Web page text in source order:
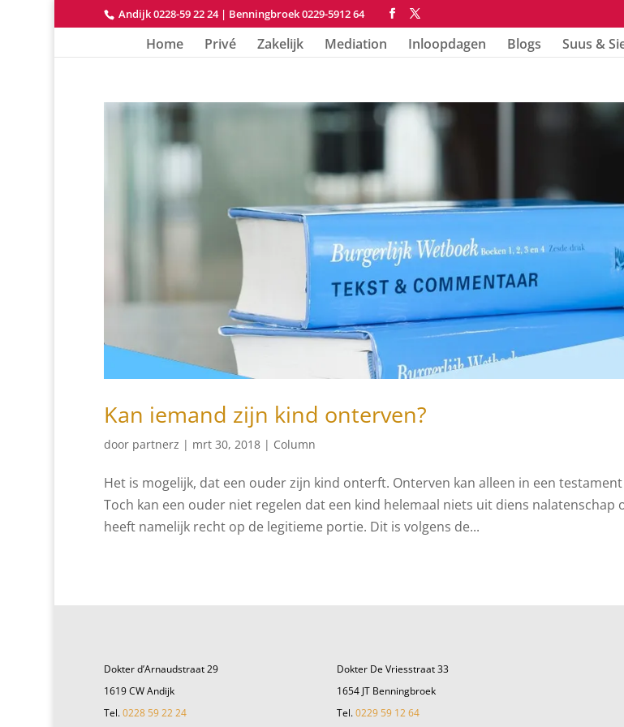
Andijk 0228-59 22 24| Benningbroek 0229-5912 64
Home Privé Zakelijk Mediation Inloopdagen Blogs Suus &
Kan iemand zijn kind onterven?
door partnerz | mrt 30, 2018| Column
Het is mogelijk, dat een ouder zijn kind onterft. Onterven kan alleen in een
Toch kan een ouder niet regelen dat een kind helemaal niets uit diens nalatenschap
heeft namelijk recht op de legitieme portie. Dit is volgens de...
Dokter d’Arnaudstraat 29
1619 CW Andijk
Tel.0228 59 22 24
Dokter De Vriesstraat 33
1654 JT Benningbroek
Tel.0229 59 12 64